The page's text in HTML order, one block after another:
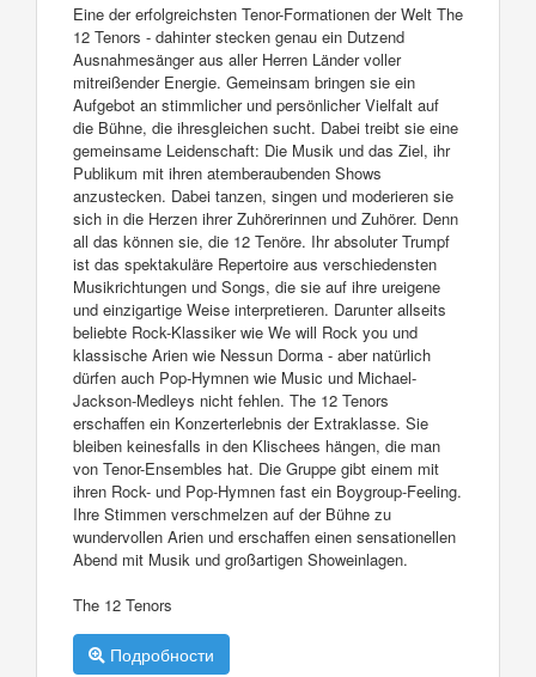
Eine der erfolgreichsten Tenor-Formationen der Welt The
12 Tenors - dahinter stecken genau ein Dutzend
Ausnahmesänger aus aller Herren Länder voller
mitreißender Energie. Gemeinsam bringen sie ein
Aufgebot an stimmlicher und persönlicher Vielfalt auf
die Bühne, die ihresgleichen sucht. Dabei treibt sie eine
gemeinsame Leidenschaft: Die Musik und das Ziel, ihr
Publikum mit ihren atemberaubenden Shows
anzustecken. Dabei tanzen, singen und moderieren sie
sich in die Herzen ihrer Zuhörerinnen und Zuhörer. Denn
all das können sie, die 12 Tenöre. Ihr absoluter Trumpf
ist das spektakuläre Repertoire aus verschiedensten
Musikrichtungen und Songs, die sie auf ihre ureigene
und einzigartige Weise interpretieren. Darunter allseits
beliebte Rock-Klassiker wie We will Rock you und
klassische Arien wie Nessun Dorma - aber natürlich
dürfen auch Pop-Hymnen wie Music und Michael-
Jackson-Medleys nicht fehlen. The 12 Tenors
erschaffen ein Konzerterlebnis der Extraklasse. Sie
bleiben keinesfalls in den Klischees hängen, die man
von Tenor-Ensembles hat. Die Gruppe gibt einem mit
ihren Rock- und Pop-Hymnen fast ein Boygroup-Feeling.
Ihre Stimmen verschmelzen auf der Bühne zu
wundervollen Arien und erschaffen einen sensationellen
Abend mit Musik und großartigen Showeinlagen.
The 12 Tenors
Подробности